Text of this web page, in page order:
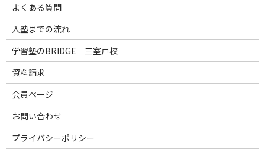
よくある質問
入塾までの流れ
学習塾のBRIDGE 三室戸校
資料請求
会員ページ
お問い合わせ
プライバシーポリシー